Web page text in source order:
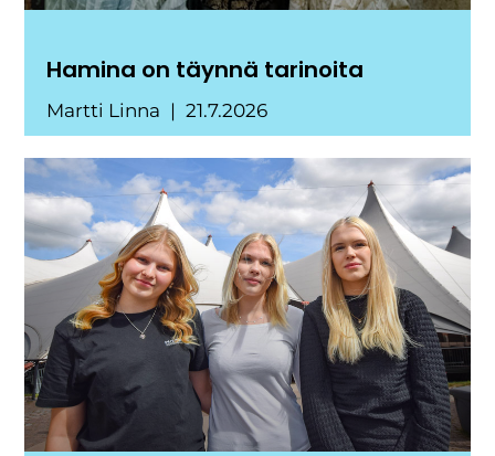
Hamina on täynnä tarinoita
Martti Linna 21.7.2026